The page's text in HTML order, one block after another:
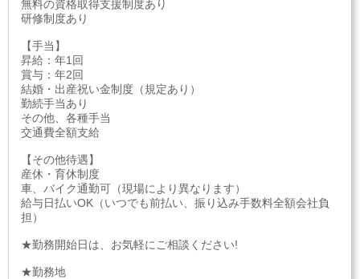
無料の資格取得支援制度あり
研修制度あり
【手当】
昇給：年1回
賞与：年2回
結婚・出産祝い金制度（規定あり）
勤続手当あり
その他、各種手当
交通費全額支給
【その他待遇】
産休・育休制度
車、バイク通勤可（現場により異なります）
給与日払いOK（いつでも前払い、振り込み手数料全額会社負
担）
★勤務開始日は、お気軽にご相談ください!
★勤務地